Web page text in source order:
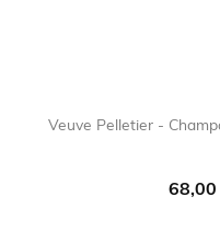
Veuve Pelletier -
68,00